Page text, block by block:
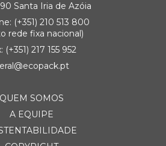
Santa Iria de Azóia
(+351) 210 513 800
rede fixa nacional)
(+351) 217 155 952
QUEM SOMOS
A EQUIPE